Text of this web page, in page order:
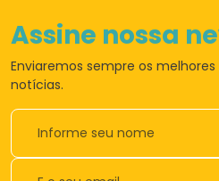
Assine nossa
Enviaremos sempre os
notícias.